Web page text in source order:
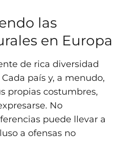
las
en Europa
de rica diversidad
país y, a menudo,
propias costumbres,
No
puede llevar a
a ofensas no